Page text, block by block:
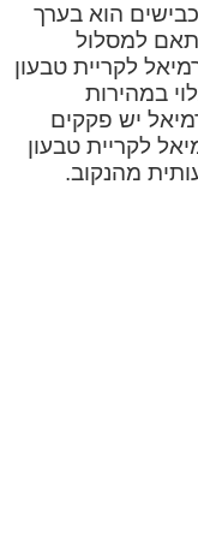
הוא בערך
למסלול
לקריית טבעון
והוא תלוי במהירות
יש פקקים
לקריית טבעון
מהנקוב.